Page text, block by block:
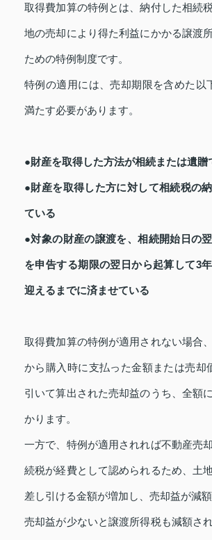
取得費加算の特例とは、納付した相続
地の売却により得た利益にかかる譲渡
ための特例制度です。
特例の適用には、売却期限を含めた以
満たす必要があります。
●財産を取得した方法が相続または遺贈
●財産を取得した方に対して相続税の
ている
●対象の財産の譲渡を、相続開始日の
を申告する期限の翌日から起算して3
迎えるまでに済ませている
取得費加算の特例が適用されない場合
から購入時に支払った金額または売却
引いて算出された売却益のうち、全額
かります。
一方で、特例が適用されれば不動産売
続税が経費として認められるため、土
差し引ける金額が増加し、売却益が減額
売却益が少ないと譲渡所得税も減額さ